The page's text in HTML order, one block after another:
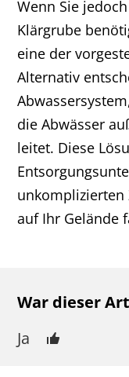
Wenn Sie
Klärgrube
eine der
Alternativ
die Abwässer
leitet. Diese
unkomplizierten
auf Ihr Gelände
War dieser
Ja